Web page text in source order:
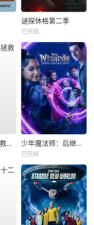
谜探休格第二季
已完结
斯图尔特未能拯救宇宙 少年魔法师：后继者第三季
已完结